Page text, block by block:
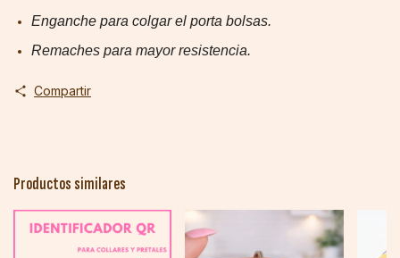
Enganche para colgar el porta bolsas.
Remaches para mayor resistencia.
Compartir
Productos similares